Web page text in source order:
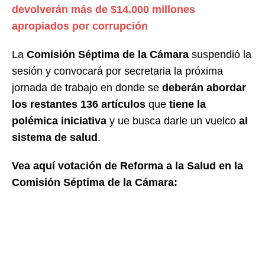
devolverán más de $14.000 millones
apropiados por corrupción
La Comisión Séptima de la Cámara suspendió la
sesión y convocará por secretaria la próxima
jornada de trabajo en donde se deberán abordar
los restantes 136 artículos que tiene la
polémica iniciativa y ue busca darle un vuelco al
sistema de salud .
Vea aquí votación de Reforma a la Salud en la
Comisión Séptima de la Cámara: